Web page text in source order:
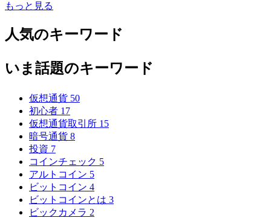
もっと見る
人気のキーワード
いま話題のキーワード
仮想通貨 50
初心者 17
仮想通貨取引所 15
暗号通貨 8
投資 7
コインチェック 5
アルトコイン 5
ビットコイン 4
ビットコインとは 3
ビックカメラ 2